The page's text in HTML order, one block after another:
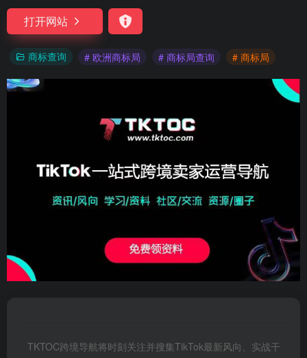
打开网站
商标查询 # 欧洲商标局 # 商标局查询 # 商标局
TKTOC跨境导航将时刻关注并搜集TikTok最新风向、实战干